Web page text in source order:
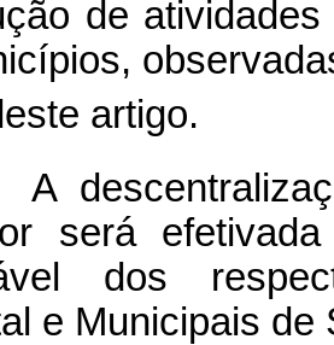
de
artigo.
será
dos
e Municipais de